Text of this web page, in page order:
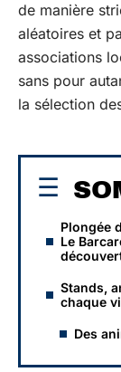
de manière
aléatoires et
associations
sans pour
la sélection
Plongée
Le
Stands,
chaque
Des